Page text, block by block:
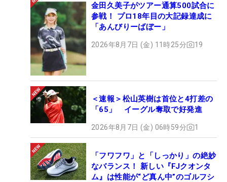
金田久美子がツアー通算500試合に
参戦！ プロ18年目の大記録達成に
「あんびりーばぼー」
2026年8月7日 (金) 11時25分 19
＜速報＞松山英樹は首位と4打差の
「65」 イーグル奪取で好発進
2026年8月7日 (金) 06時59分 1
「フワフワ」と「しっかり」の絶妙
なバランス！ 新しい『FJクオンタ
ム』は性能が“ど真ん中”のゴルフシ